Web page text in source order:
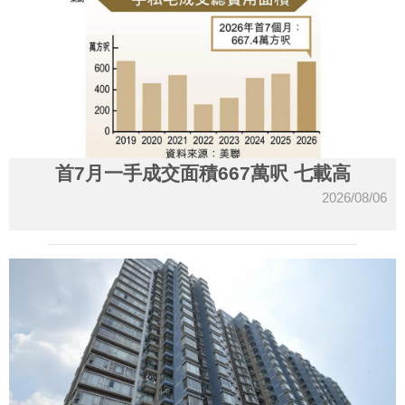
首7月一手成交面積667萬呎 七載高
2026/08/06